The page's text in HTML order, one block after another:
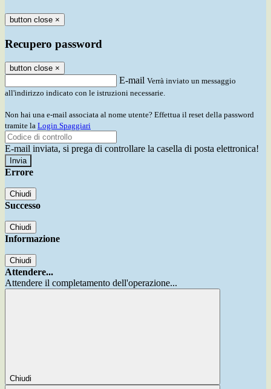
button close ×
Recupero password
button close ×
E-mail Verrà inviato un messaggio
all'indirizzo indicato con le istruzioni necessarie.
Non hai una e-mail associata al nome utente? Effettua il reset della password
tramite la Login Spaggiari
E-mail inviata, si prega di controllare la casella di posta elettronica!
Errore
Chiudi
Successo
Chiudi
Informazione
Chiudi
Attendere...
Attendere il completamento dell'operazione...
Chiudi